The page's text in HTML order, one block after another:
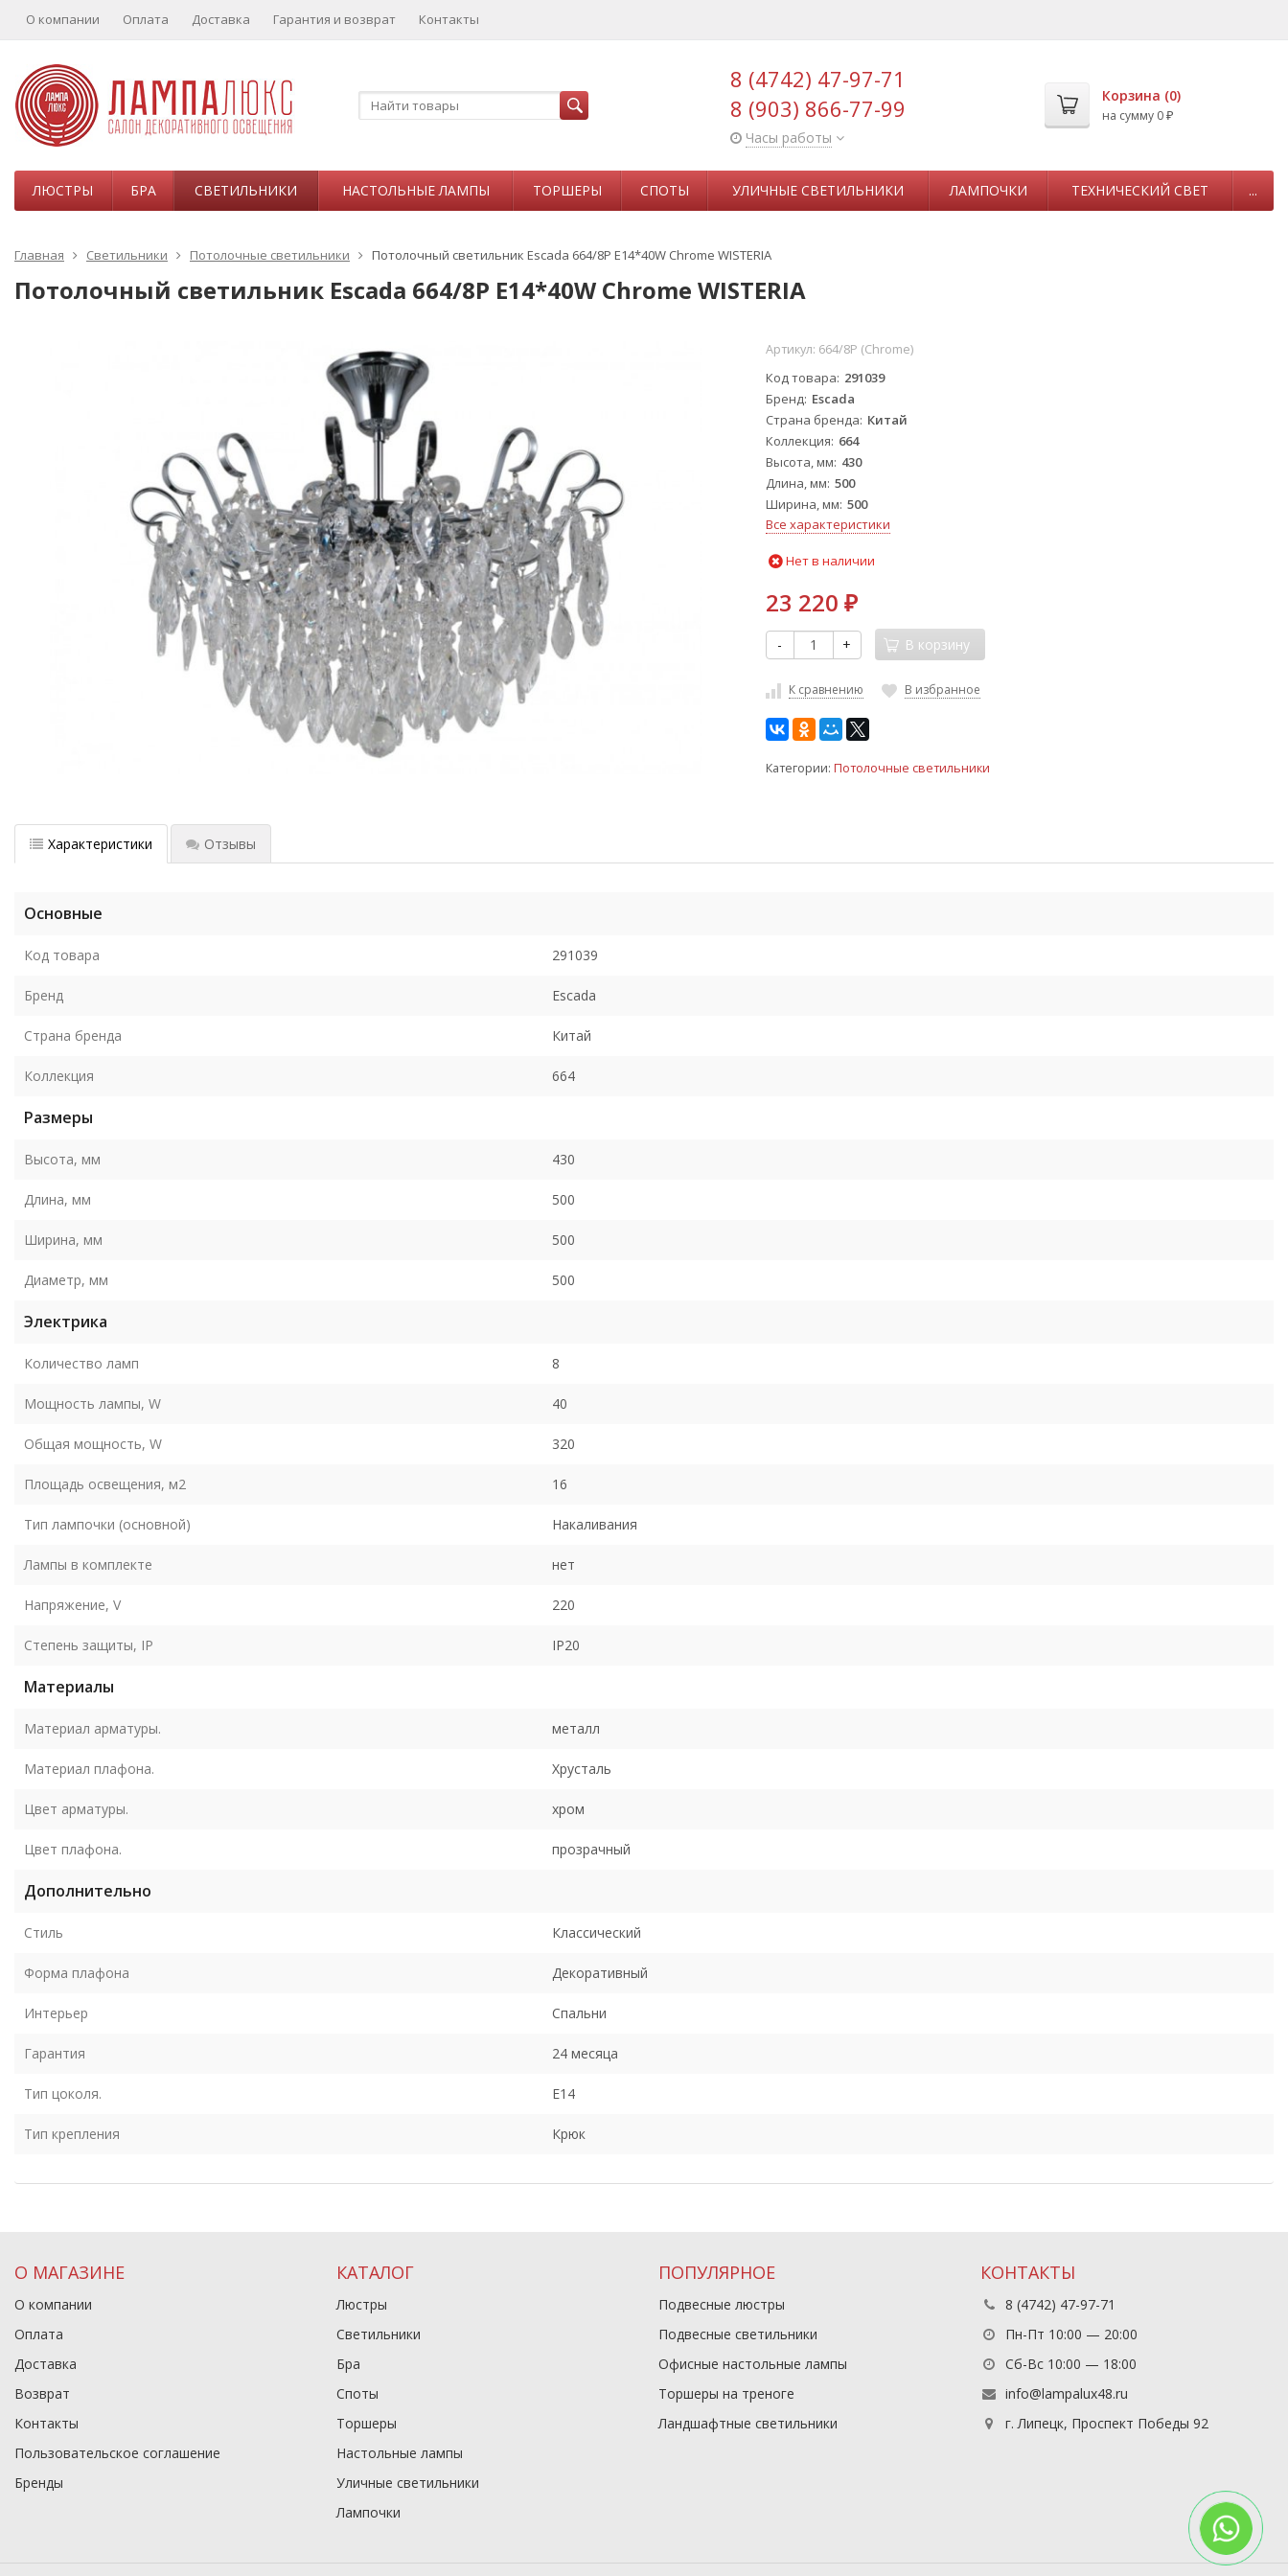
О компании Оплата Доставка Гарантия и возврат Контакты
8 (4742) 47-97-71
8 (903) 866-77-99
Часы работы
Корзина (0)
на сумму 0 ₽
ЛЮСТРЫ БРА СВЕТИЛЬНИКИ НАСТОЛЬНЫЕ ЛАМПЫ ТОРШЕРЫ СПОТЫ УЛИЧНЫЕ СВЕТИЛЬНИКИ ЛАМПОЧКИ ТЕХНИЧЕСКИЙ СВЕТ ...
Главная Светильники Потолочные светильники Потолочный светильник Escada 664/8P E14*40W Chrome WISTERIA
Потолочный светильник Escada 664/8P E14*40W Chrome WISTERIA
Артикул: 664/8P (Chrome)
Код товара 291039
Бренд Escada
Страна бренда Китай
Коллекция 664
Высота, мм 430
Длина, мм 500
Ширина, мм 500
Все характеристики
Нет в наличии
23 220 ₽
- + В корзину
К сравнению В избранное
Категории: Потолочные светильники
Характеристики Отзывы
Основные
Код товара 291039
Бренд Escada
Страна бренда Китай
Коллекция 664
Размеры
Высота, мм 430
Длина, мм 500
Ширина, мм 500
Диаметр, мм 500
Электрика
Количество ламп 8
Мощность лампы, W 40
Общая мощность, W 320
Площадь освещения, м2 16
Тип лампочки (основной) Накаливания
Лампы в комплекте нет
Напряжение, V 220
Степень защиты, IP IP20
Материалы
Материал арматуры. металл
Материал плафона. Хрусталь
Цвет арматуры. хром
Цвет плафона. прозрачный
Дополнительно
Стиль Классический
Форма плафона Декоративный
Интерьер Спальни
Гарантия 24 месяца
Тип цоколя. E14
Тип крепления Крюк
О МАГАЗИНЕ
О компании
Оплата
Доставка
Возврат
Контакты
Пользовательское соглашение
Бренды
КАТАЛОГ
Люстры
Светильники
Бра
Споты
Торшеры
Настольные лампы
Уличные светильники
Лампочки
ПОПУЛЯРНОЕ
Подвесные люстры
Подвесные светильники
Офисные настольные лампы
Торшеры на треноге
Ландшафтные светильники
КОНТАКТЫ
8 (4742) 47-97-71
Пн-Пт 10:00 — 20:00
Сб-Вс 10:00 — 18:00
info@lampalux48.ru
г. Липецк, Проспект Победы 92